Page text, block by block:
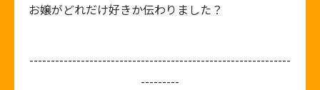
お嬢がどれだけ好きか伝わりました？
-------------------------------------------------------------
---------